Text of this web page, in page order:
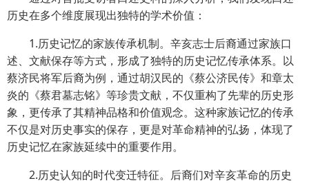
历史在多个维度展现出独特的学术价值：
1.历史记忆的家族传承机制。辛亥志士后裔通过家族口
述、文献保存等方式，形成了独特的历史记忆传承体系。以
蔡济民将军后裔为例，通过胡汉民的《蔡公济民传》和章太
炎的《蔡君墓志铭》等珍贵文献，不仅重构了先辈的历史形
象，更传承了其精神品格和价值观念。这种家族记忆的传承
不仅是对历史事实的保存，更是对革命精神的弘扬，体现了
历史记忆在家族延续中的重要作用。
2.历史认知的时代变迁特征。后裔们对辛亥革命的历史